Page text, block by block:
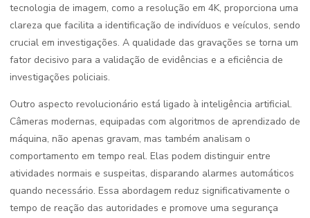
tecnologia de imagem, como a resolução em 4K, proporciona uma
clareza que facilita a identificação de indivíduos e veículos, sendo
crucial em investigações. A qualidade das gravações se torna um
fator decisivo para a validação de evidências e a eficiência de
investigações policiais.
Outro aspecto revolucionário está ligado à inteligência artificial.
Câmeras modernas, equipadas com algoritmos de aprendizado de
máquina, não apenas gravam, mas também analisam o
comportamento em tempo real. Elas podem distinguir entre
atividades normais e suspeitas, disparando alarmes automáticos
quando necessário. Essa abordagem reduz significativamente o
tempo de reação das autoridades e promove uma segurança